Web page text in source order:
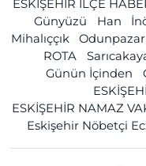
ESKİŞEHİR İLÇE
Günyüzü
Han
Mihalıççık
ROTA
Günün İçinden
ESKİŞEHİR NAMAZ
Eskişehir Nöbetçi